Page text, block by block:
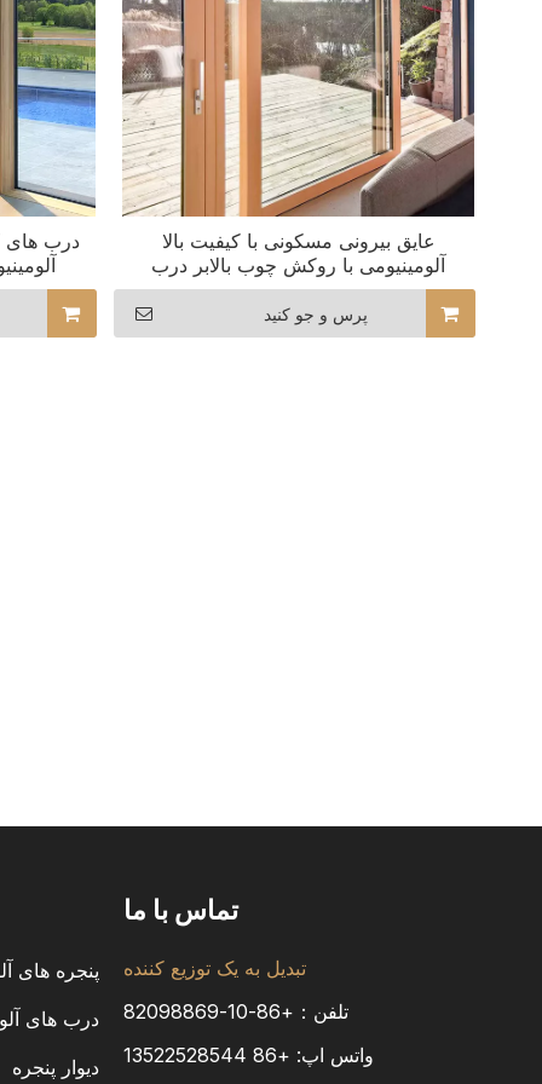
عایق بیرونی مسکونی با کیفیت بالا
آلومینیومی با روکش چوب بالابر درب
کشویی برای ویلا
پرس و جو کنید
درب های
پنجره های
درب های
دیوار پنجره
تماس با ما
تبدیل به یک توزیع کننده
تلفن：+86-10-82098869
واتس اپ: +86
13522528544